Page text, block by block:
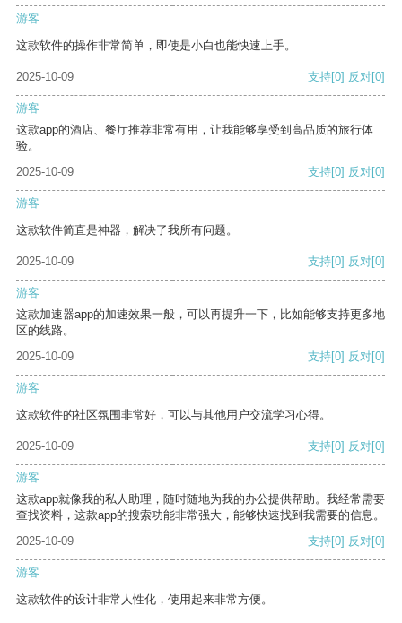
游客
这款软件的操作非常简单，即使是小白也能快速上手。
2025-10-09 支持[0] 反对[0]
游客
这款app的酒店、餐厅推荐非常有用，让我能够享受到高品质的旅行体
验。
2025-10-09
支持[0] 反对[0]
游客
这款软件简直是神器，解决了我所有问题。
2025-10-09 支持[0] 反对[0]
游客
这款加速器app的加速效果一般，可以再提升一下，比如能够支持更多地
区的线路。
2025-10-09
支持[0] 反对[0]
游客
这款软件的社区氛围非常好，可以与其他用户交流学习心得。
2025-10-09 支持[0] 反对[0]
游客
这款app就像我的私人助理，随时随地为我的办公提供帮助。我经常需要
查找资料，这款app的搜索功能非常强大，能够快速找到我需要的信息。
2025-10-09
支持[0] 反对[0]
游客
这款软件的设计非常人性化，使用起来非常方便。